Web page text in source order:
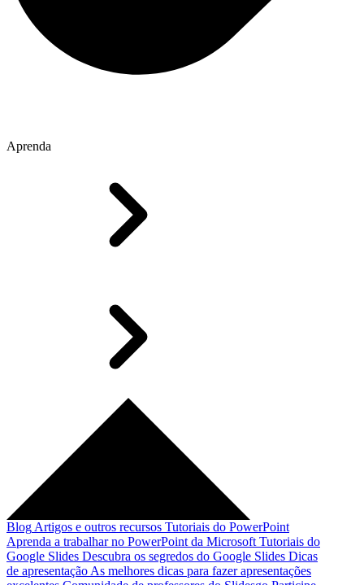
Aprenda
Blog Artigos e outros recursos Tutoriais do PowerPoint
Aprenda a trabalhar no PowerPoint da Microsoft Tutoriais do
Google Slides Descubra os segredos do Google Slides Dicas
de apresentação As melhores dicas para fazer apresentações